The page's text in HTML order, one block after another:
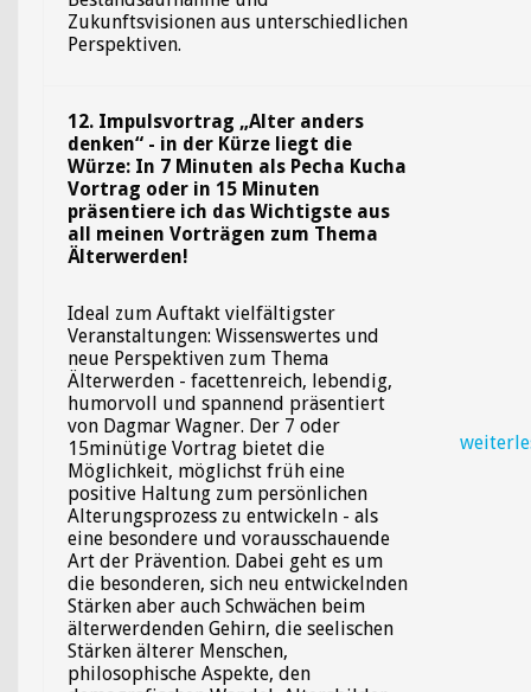
Zukunftsvisionen aus unterschiedlichen
Perspektiven.
12. Impulsvortrag „Alter anders
denken“ - in der Kürze liegt die
Würze: In 7 Minuten als Pecha Kucha
Vortrag oder in 15 Minuten
präsentiere ich das Wichtigste aus
all meinen Vorträgen zum Thema
Älterwerden!
Ideal zum Auftakt vielfältigster
Veranstaltungen: Wissenswertes und
neue Perspektiven zum Thema
Älterwerden - facettenreich, lebendig,
humorvoll und spannend präsentiert
von Dagmar Wagner. Der 7 oder
15minütige Vortrag bietet die
Möglichkeit, möglichst früh eine
positive Haltung zum persönlichen
Alterungsprozess zu entwickeln - als
eine besondere und vorausschauende
Art der Prävention. Dabei geht es um
die besonderen, sich neu entwickelnden
Stärken aber auch Schwächen beim
älterwerdenden Gehirn, die seelischen
Stärken älterer Menschen,
philosophische Aspekte, den